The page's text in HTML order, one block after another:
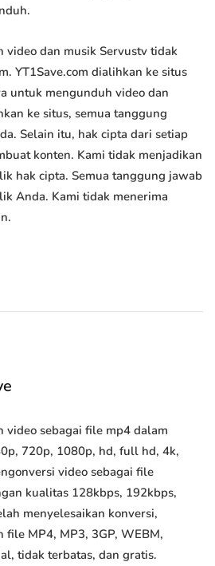
video dan musik Servustv tidak
YT1Save.com dialihkan ke situs
untuk mengunduh video dan
ke situs, semua tanggung
Selain itu, hak cipta dari setiap
konten. Kami tidak menjadikan
hak cipta. Semua tanggung jawab
Anda. Kami tidak menerima
video sebagai file mp4 dalam
720p, 1080p, hd, full hd, 4k,
video sebagai file
kualitas 128kbps, 192kbps,
menyelesaikan konversi,
MP4, MP3, 3GP, WEBM,
tidak terbatas, dan gratis.